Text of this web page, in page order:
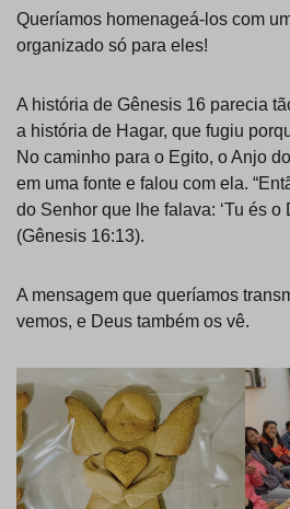
Queríamos homenageá-los com
organizado só para eles!
A história de Gênesis 16 parecia
a história de Hagar, que fugiu
No caminho para o Egito, o Anjo
em uma fonte e falou com ela.
do Senhor que lhe falava: ‘Tu és o
(Gênesis 16:13).
A mensagem que queríamos
vemos, e Deus também os vê.